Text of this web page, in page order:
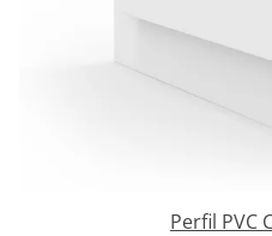
Contacta con nosotros
Perfil PVC